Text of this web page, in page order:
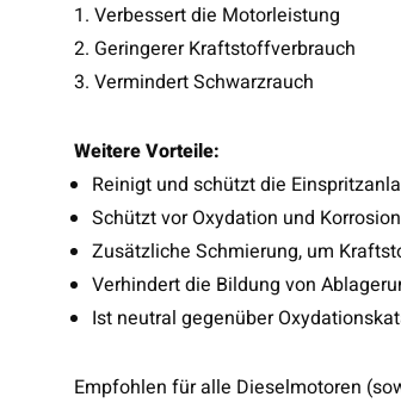
1. Verbessert die Motorleistung
2. Geringerer Kraftstoffverbrauch
3. Vermindert Schwarzrauch
Weitere Vorteile:
Reinigt und schützt die
Schützt vor Oxydation und
Zusätzliche Schmierung, um
Verhindert die Bildung von
Ist neutral gegenüber
Empfohlen für alle Dieselmotoren